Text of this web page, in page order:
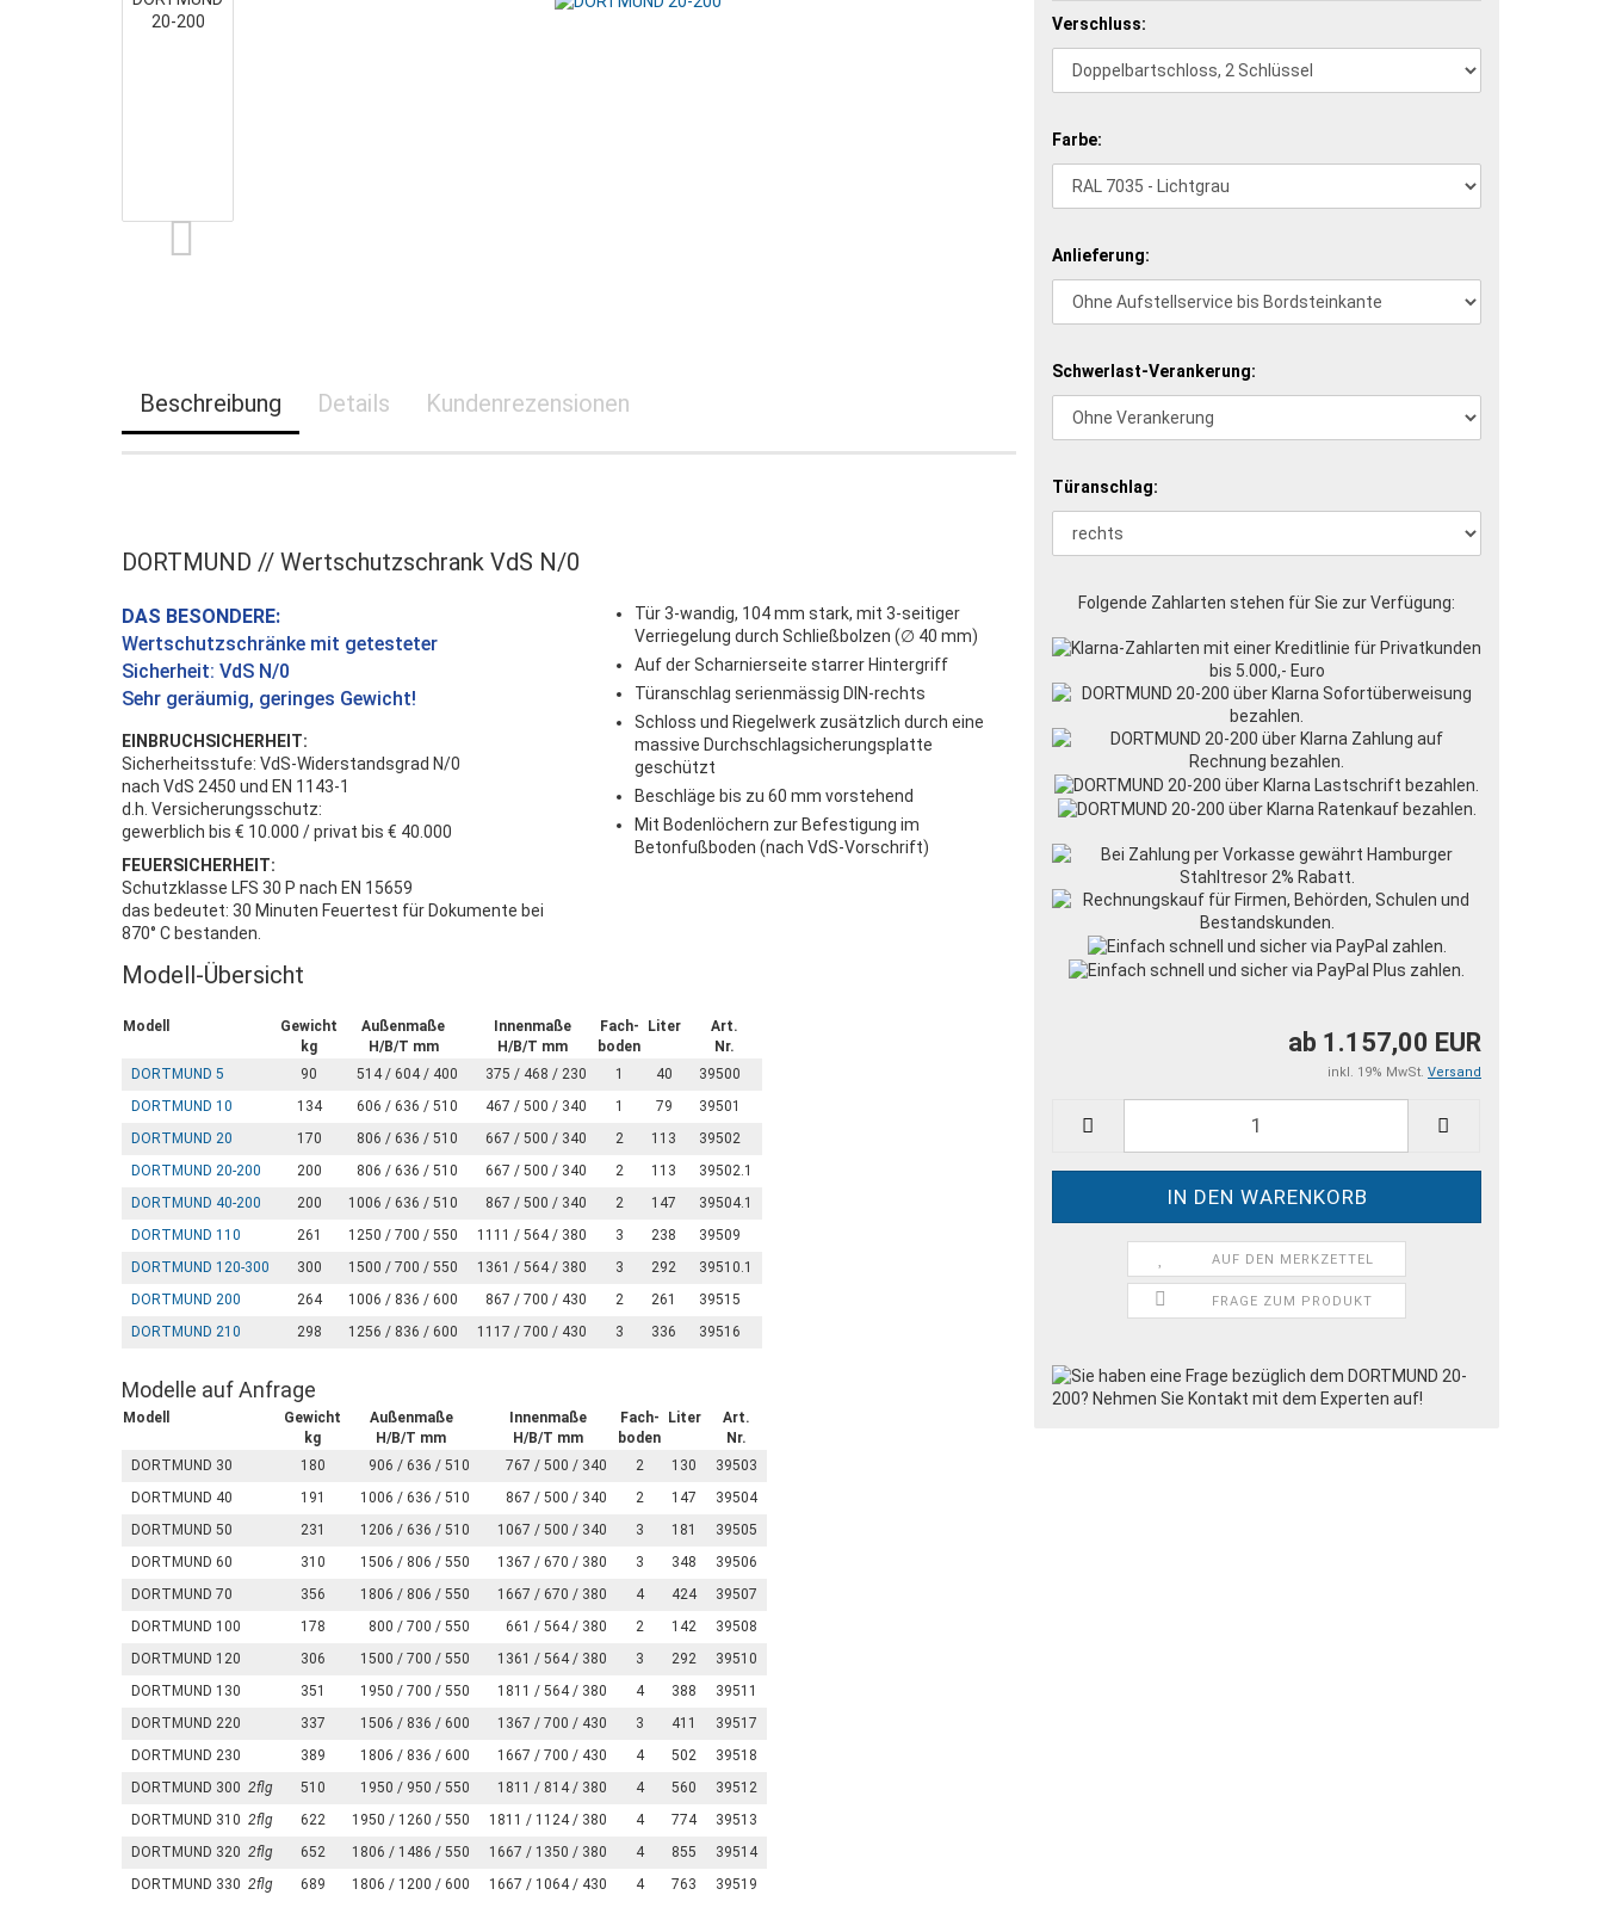
ARKONA
Verschluss:
Farbe:
Anlieferung:
Schwerlast-Verankerung:
Türanschlag:
Folgende Zahlarten stehen für Sie zur Verfügung:
ab 1.157,00 EUR
inkl. 19% MwSt. Versand
AUF DEN MERKZETTEL
FRAGE ZUM PRODUKT
Beschreibung Details Kundenrezensionen
DORTMUND // Wertschutzschrank VdS N/0
DAS BESONDERE:
Wertschutzschränke mit getesteter
Sicherheit: VdS N/0
Sehr geräumig, geringes Gewicht!
EINBRUCHSICHERHEIT:
Sicherheitsstufe: VdS-Widerstandsgrad N/0
nach VdS 2450 und EN 1143-1
d.h. Versicherungsschutz:
gewerblich bis € 10.000 / privat bis € 40.000
FEUERSICHERHEIT:
Schutzklasse LFS 30 P nach EN 15659
das bedeutet: 30 Minuten Feuertest für Dokumente bei
870° C bestanden.
Tür 3-wandig, 104 mm stark, mit 3-seitiger
Verriegelung durch Schließbolzen (∅ 40 mm)
Auf der Scharnierseite starrer Hintergriff
Türanschlag serienmässig DIN-rechts
Schloss und Riegelwerk zusätzlich durch eine
massive Durchschlagsicherungsplatte
geschützt
Beschläge bis zu 60 mm vorstehend
Mit Bodenlöchern zur Befestigung im
Betonfußboden (nach VdS-Vorschrift)
Modell-Übersicht
Modell
Gewicht
kg
Außenmaße
H/B/T mm
Innenmaße
H/B/T mm
Fach-
boden
Liter
Art.
Nr.
DORTMUND 5
90 514 / 604 / 400 375 / 468 / 230 1 40
39500
DORTMUND 10
134 606 / 636 / 510 467 / 500 / 340 1 79
39501
DORTMUND 20
170 806 / 636 / 510 667 / 500 / 340 2 113
39502
DORTMUND 20-200
200 806 / 636 / 510 667 / 500 / 340 2 113
39502.1
DORTMUND 40-200
200 1006 / 636 / 510 867 / 500 / 340 2 147
39504.1
DORTMUND 110
261 1250 / 700 / 550 1111 / 564 / 380 3 238
39509
DORTMUND 120-300
300 1500 / 700 / 550 1361 / 564 / 380 3 292
39510.1
DORTMUND 200
264 1006 / 836 / 600 867 / 700 / 430 2 261
39515
DORTMUND 210
298 1256 / 836 / 600 1117 / 700 / 430 3 336 39516
Modelle auf Anfrage
Modell
Gewicht
kg
Außenmaße
H/B/T mm
Innenmaße
H/B/T mm
Fach-
boden
Liter
Art.
Nr.
DORTMUND 30
180 906 / 636 / 510 767 / 500 / 340 2 130
39503
DORTMUND 40
191 1006 / 636 / 510 867 / 500 / 340 2 147
39504
DORTMUND 50
231 1206 / 636 / 510 1067 / 500 / 340 3 181
39505
DORTMUND 60
310 1506 / 806 / 550 1367 / 670 / 380 3 348
39506
DORTMUND 70
356 1806 / 806 / 550 1667 / 670 / 380 4 424
39507
DORTMUND 100
178 800 / 700 / 550 661 / 564 / 380 2 142
39508
DORTMUND 120
306 1500 / 700 / 550 1361 / 564 / 380 3 292
39510
DORTMUND 130
351 1950 / 700 / 550 1811 / 564 / 380 4 388
39511
DORTMUND 220
337 1506 / 836 / 600 1367 / 700 / 430 3 411
39517
DORTMUND 230
389 1806 / 836 / 600 1667 / 700 / 430 4 502
39518
DORTMUND 300 2flg 510 1950 / 950 / 550 1811 / 814 / 380 4 560
39512
DORTMUND 310 2flg 622 1950 / 1260 / 550 1811 / 1124 / 380 4 774
39513
DORTMUND 320 2flg 652 1806 / 1486 / 550 1667 / 1350 / 380 4 855
39514
DORTMUND 330 2flg 689 1806 / 1200 / 600 1667 / 1064 / 430 4 763 39519